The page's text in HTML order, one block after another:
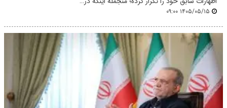
۱۴۰۵/۰۵/۱۵ ۰۹:۰۰